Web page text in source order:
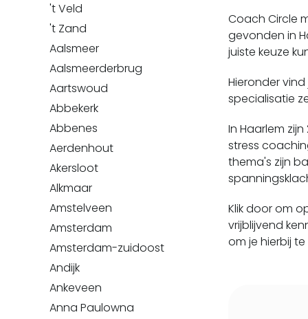
't Veld
't Zand
Aalsmeer
Aalsmeerderbrug
Aartswoud
Abbekerk
Abbenes
Aerdenhout
Akersloot
Alkmaar
Amstelveen
Amsterdam
Amsterdam-zuidoost
Andijk
Ankeveen
Anna Paulowna
Coach Circle
gevonden in
juiste keuze
Hieronder
specialisatie
In Haarlem
stress
thema's zijn
Klik door om
vrijblijvend
om je hierbij